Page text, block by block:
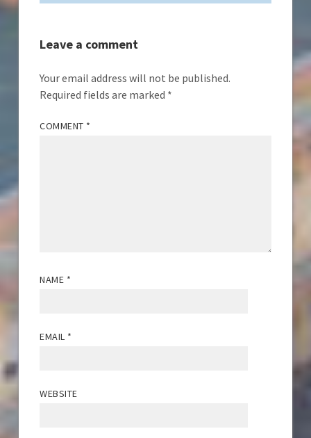
Leave a comment
Your email address will not be published.
Required fields are marked *
COMMENT *
NAME *
EMAIL *
WEBSITE